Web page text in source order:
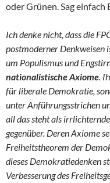
oder Grünen. Sag einfach
Ich denke nicht, dass die
postmoderner Denkweisen
um Populismus und
nationalistische Axiome.
für liberale Demokratie,
unter Anführungsstrichen
all das steht als
gegenüber. Deren Axiome
Freiheitstheorem der
dieses Demokratiedenken
Verbesserung des